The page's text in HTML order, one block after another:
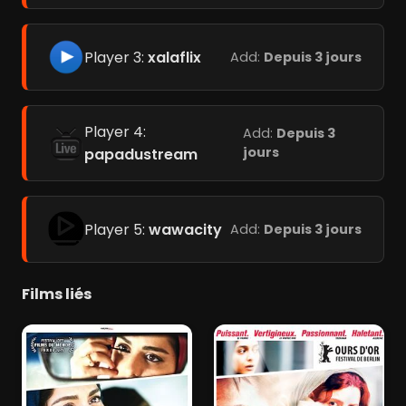
Player 3: xalaflix Add: Depuis 3 jours
Player 4:
papadustream
Add: Depuis 3
jours
Player 5: wawacity Add: Depuis 3 jours
Films liés